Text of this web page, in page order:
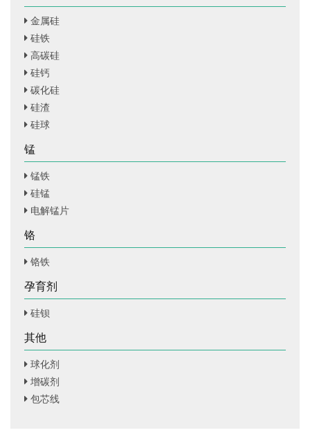
金属硅
硅铁
高碳硅
硅钙
碳化硅
硅渣
硅球
锰
锰铁
硅锰
电解锰片
铬
铬铁
孕育剂
硅钡
其他
球化剂
增碳剂
包芯线